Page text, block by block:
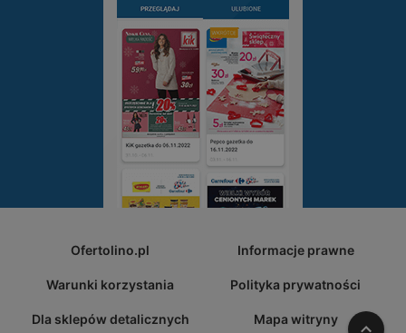
Ofertolino.pl Informacje prawne
Warunki korzystania Polityka prywatności
Dla sklepów detalicznych Mapa witryny W